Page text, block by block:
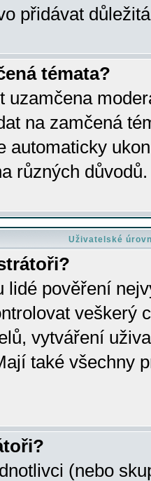
přidávat
témata?
uzamčena
na zamčená
automaticky
různých důvodů.
Uživatelské
lidé pověření
veškerý
vytváření
také všechny
(nebo